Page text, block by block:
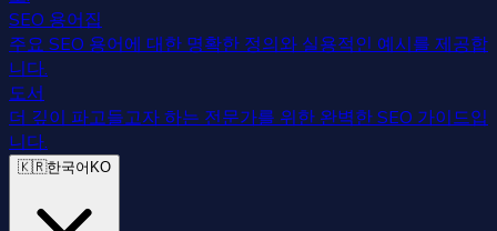
SEO 용어집
주요 SEO 용어에 대한 명확한 정의와 실용적인 예시를 제공합
니다.
도서
더 깊이 파고들고자 하는 전문가를 위한 완벽한 SEO 가이드입
니다.
🇰🇷한국어 KO